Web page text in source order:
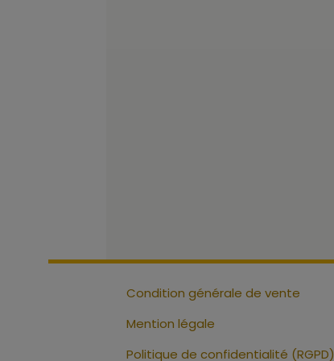
Condition générale de vente
Mention légale
Politique de confidentialité (RGPD)